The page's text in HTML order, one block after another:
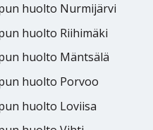
huolto Nurmijärvi
huolto Riihimäki
huolto Mäntsälä
huolto Porvoo
huolto Loviisa